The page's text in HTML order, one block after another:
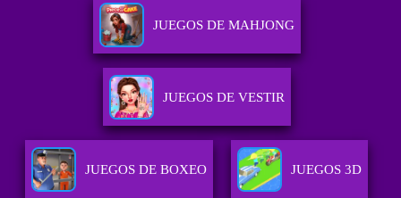
JUEGOS DE MAHJONG
JUEGOS DE VESTIR
JUEGOS DE BOXEO JUEGOS 3D